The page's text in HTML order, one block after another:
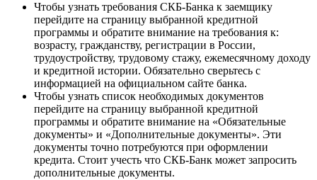
Чтобы узнать требования СКБ-Банка к заемщику
перейдите на страницу выбранной кредитной
программы и обратите внимание на требования к:
возрасту, гражданству, регистрации в России,
трудоустройству, трудовому стажу, ежемесячному доходу
и кредитной истории. Обязательно сверьтесь с
информацией на официальном сайте банка.
Чтобы узнать список необходимых документов
перейдите на страницу выбранной кредитной
программы и обратите внимание на «Обязательные
документы» и «Дополнительные документы». Эти
документы точно потребуются при оформлении
кредита. Стоит учесть что СКБ-Банк может запросить
дополнительные документы.